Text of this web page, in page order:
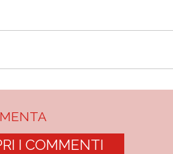
I COMMENTI